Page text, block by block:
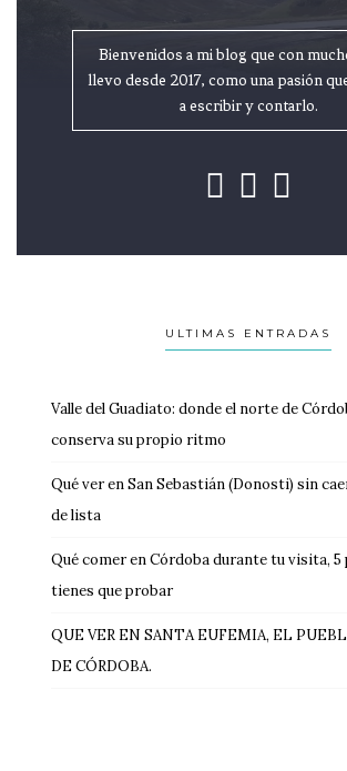
Bienvenidos a mi blog que con
llevo desde 2017, como una pasión
a escribir y contarlo.
ULTIMAS ENTRADAS
Valle del Guadiato: donde el norte de
conserva su propio ritmo
Qué ver en San Sebastián (Donosti) sin
de lista
Qué comer en Córdoba durante tu visita, 5
tienes que probar
QUE VER EN SANTA EUFEMIA, EL
DE CÓRDOBA.